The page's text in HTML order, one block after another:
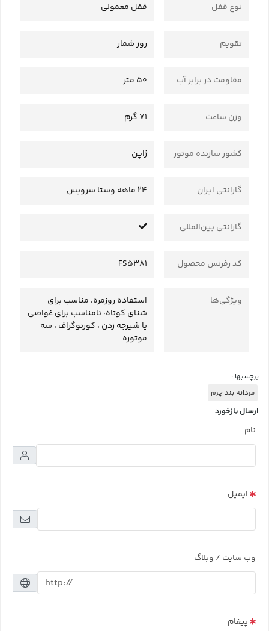
نوع قفل قفل معمولی
تقویم روز شمار
مقاومت در برابر آب 50 متر
وزن ساعت 71 گرم
کشور سازنده موتور ژاپن
گارانتی ایران 24 ماهه وستا سرویس
گارانتی بین‌المللی
کد رفرنس محصول FS5381
ویژگی‌ها
استفاده روزمره، مناسب برای
شنای کوتاه، نامناسب برای غواصی
یا شیرجه زدن ، کورنوگراف ، سه
موتوره
برچسبها :
مردانه بند چرم
ارسال بازخورد
نام
ایمیل
وب سایت / وبلاگ
پیغام